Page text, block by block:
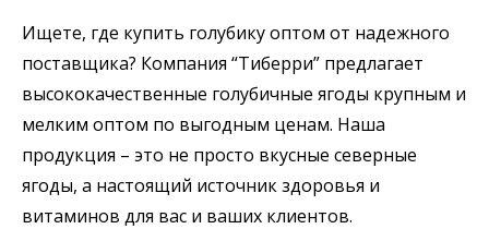
Ищете, где купить голубику оптом от надежного
поставщика? Компания “Тиберри” предлагает
высококачественные голубичные ягоды крупным и
мелким оптом по выгодным ценам. Наша
продукция – это не просто вкусные северные
ягоды, а настоящий источник здоровья и
витаминов для вас и ваших клиентов.